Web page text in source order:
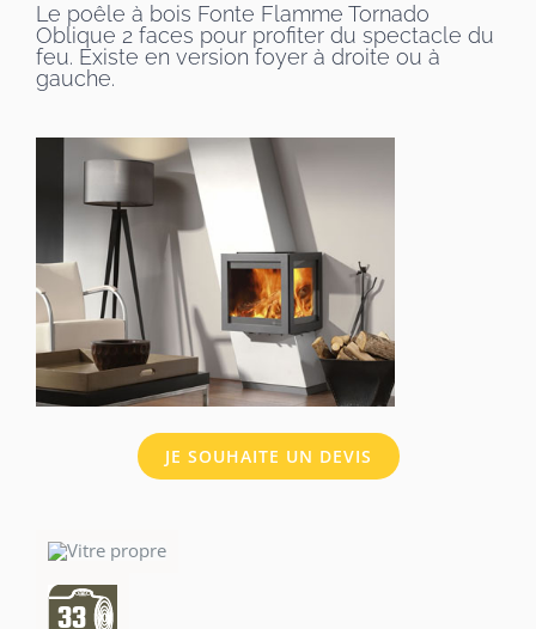
Le poêle à bois Fonte Flamme Tornado
Oblique 2 faces pour profiter du spectacle du
feu. Existe en version foyer à droite ou à
gauche.
JE SOUHAITE UN DEVIS